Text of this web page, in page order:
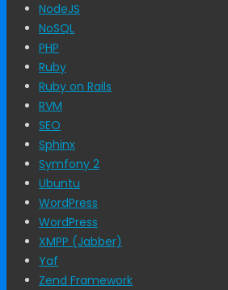
NodeJS
NoSQL
PHP
Ruby
Ruby on Rails
RVM
SEO
Sphinx
Symfony 2
Ubuntu
WordPress
WordPress
XMPP (Jabber)
Yaf
Zend Framework